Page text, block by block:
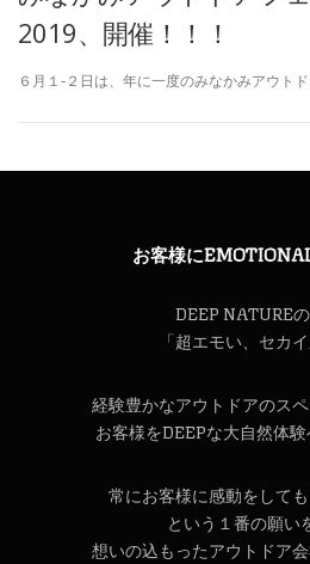
2019、開催！！！
６月１-２日は、年に一度のみなかみアウト
お客様に
DEEP NATURE
「超エモい、セカ
経験豊かなアウトドアのス
お客様をDEEPな大自然体
常にお客様に感動をして
という１番の願い
想いの込もったアウトドア会